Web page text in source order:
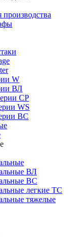
производства
W
ВЛ
СР
WS
ВС
ВЛ
ВС
легкие ТС
тяжелые